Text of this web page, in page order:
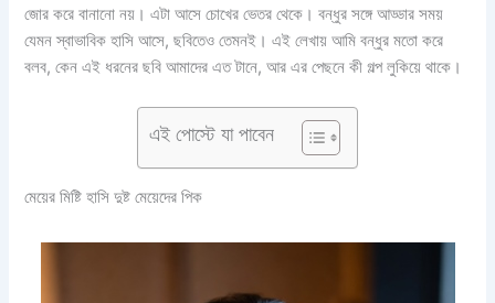
জোর করে বানানো নয়। এটা আসে চোখের ভেতর থেকে। বন্ধুর সঙ্গে আড্ডার সময়
যেমন স্বাভাবিক হাসি আসে, ছবিতেও তেমনই। এই লেখায় আমি বন্ধুর মতো করে
বলব, কেন এই ধরনের ছবি আমাদের এত টানে, আর এর পেছনে কী গল্প লুকিয়ে থাকে।
এই পোস্টে যা পাবেন
মেয়ের মিষ্টি হাসি দুষ্ট মেয়েদের পিক